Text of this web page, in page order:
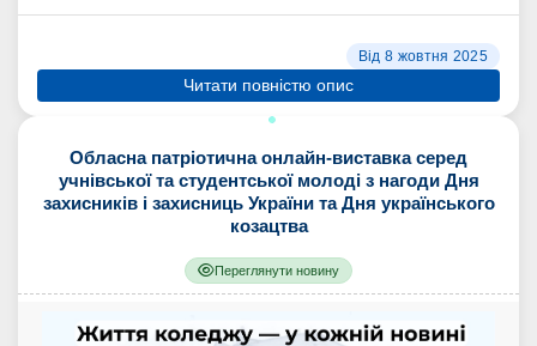
Від 8 жовтня 2025
Читати повністю опис
Обласна патріотична онлайн-виставка серед
учнівської та студентської молоді з нагоди Дня
захисників і захисниць України та Дня українського
козацтва
Переглянути новину